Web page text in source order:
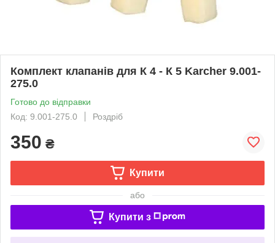
Комплект клапанів для К 4 - К 5 Karcher 9.001-
275.0
Готово до відправки
Код: 9.001-275.0
Роздріб
350 ₴
Купити
або
Купити з